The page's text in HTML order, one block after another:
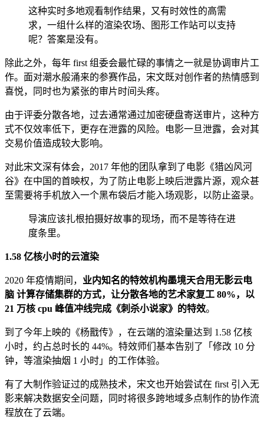
这种实时多地观看制作结果，又有时效性的高需
求，一组什么样的渲染农场、图形工作站可以支持
呢？答案是没有。
除此之外，每年 first 组委会最忙碌的事情之一就是协调审片工
作。面对潮水般涌来的参赛作品，宋文既对创作者的热情感到
喜悦，同时也为紧张的审片时间头疼。
由于评委分散各地，过去通常通过加密硬盘寄送审片，这种方
式不仅效率低下，更存在泄露的风险。电影一旦泄露，会对其
交易价值造成较大影响。
对此宋文深有体会，2017 年他的团队拿到了电影《猎凶风河
谷》在中国的首映权，为了防止电影上映后泄露片源，观众甚
至需要将手机放入一个黑布袋后才能入场观影，以防止盗录。
导演应该扎根拍摄好故事的现场，而不是等待在进
度条里。
1.58 亿核小时的云渲染
2020 年疫情期间， 业内知名的特效机构墨境天合用无影云电
脑 计算存储集群的方式，让分散各地的艺术家复工 80%，以
21 万核 cpu 峰值冲线完成《刺杀小说家》的特效。
到了今年上映的《杨戬传》，在云端的渲染量达到 1.58 亿核
小时，约占总时长的 44%。特效师们基本告别了「修改 10 分
钟，等渲染抽烟 1 小时」的工作体验。
有了大制作验证过的成熟技术，宋文也开始尝试在 first 引入无
影来解决数据安全问题，同时将很多跨地域多点制作的协作流
程放在了云端。